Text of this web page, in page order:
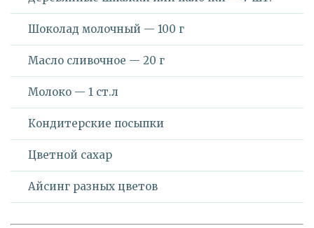
Шоколад молочный — 100 г
Масло сливочное — 20 г
Молоко — 1 ст.л
Кондитерские посыпки
Цветной сахар
Айсинг разных цветов